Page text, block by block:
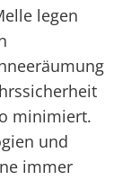
legen
minimiert.
und
immer